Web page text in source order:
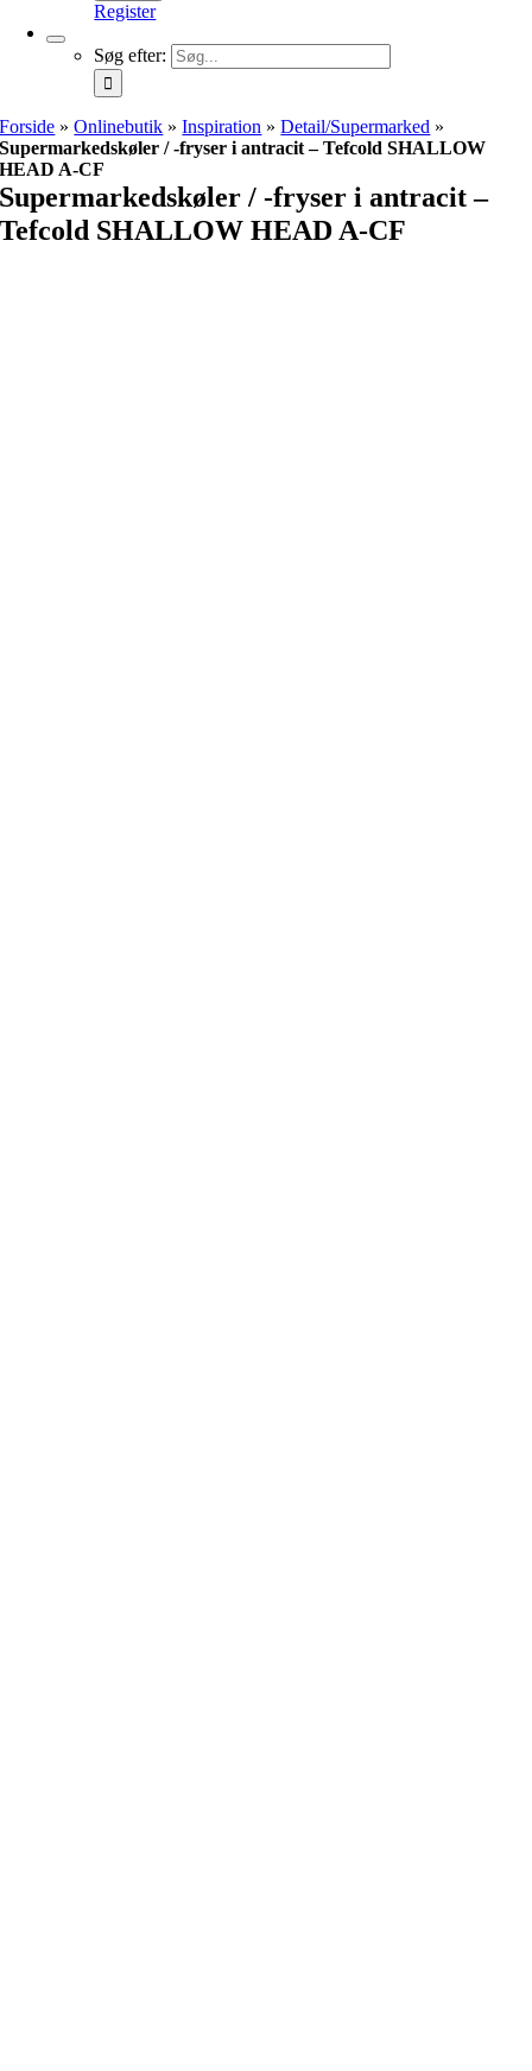
Register
Søg efter:
Forside »Onlinebutik »Inspiration »Detail/Supermarked »
Supermarkedskøler / -fryser i antracit – Tefcold SHALLOW
HEAD A-CF
Supermarkedskøler / -fryser i antracit –
Tefcold SHALLOW HEAD A-CF